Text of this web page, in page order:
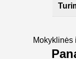
Mokyklinės